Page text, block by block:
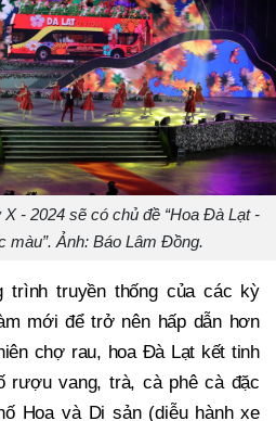
- 2024 sẽ có chủ đề “Hoa Đà Lạt -
màu”. Ảnh: Báo Lâm Đồng.
trình truyền thống của các kỳ
mới để trở nên hấp dẫn hơn
chợ rau, hoa Đà Lạt kết tinh
rượu vang, trà, cà phê cà đặc
Hoa và Di sản (diễu hành xe